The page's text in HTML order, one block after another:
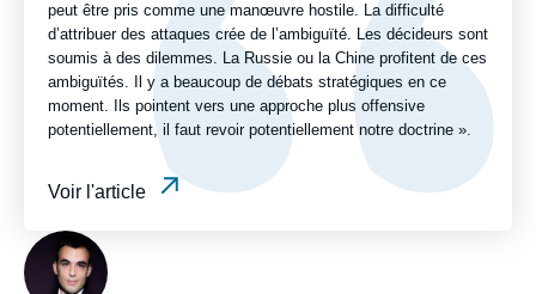
peut être pris comme une manœuvre hostile. La difficulté
d’attribuer des attaques crée de l’ambiguïté. Les décideurs sont
soumis à des dilemmes. La Russie ou la Chine profitent de ces
ambiguïtés. Il y a beaucoup de débats stratégiques en ce
moment. Ils pointent vers une approche plus offensive
potentiellement, il faut revoir potentiellement notre doctrine ».
Voir l'article
Photo